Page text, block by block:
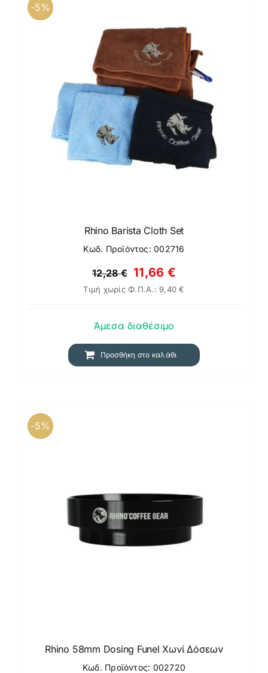
-5%
Rhino Barista Cloth Set
Κωδ. Προϊόντος: 002716
12,28€ Original
price
12,28 €.
11,66 €Η
τρέχουσα
11,66 €.
Τιμή χωρίς Φ.Π.Α.:9,40€
Άμεσα διαθέσιμο
Προσθήκη στο καλάθι
-5%
Rhino 58mm Dosing Funel Χωνί Δόσεων
Κωδ. Προϊόντος: 002720